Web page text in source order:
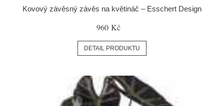
Kovový závěsný závěs na květináč – Esschert Design
960 Kč
DETAIL PRODUKTU